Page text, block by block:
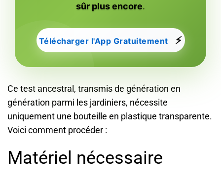
sûr plus encore.
Télécharger l'App Gratuitement ⚡
Ce test ancestral, transmis de génération en
génération parmi les jardiniers, nécessite
uniquement une bouteille en plastique transparente.
Voici comment procéder :
Matériel nécessaire